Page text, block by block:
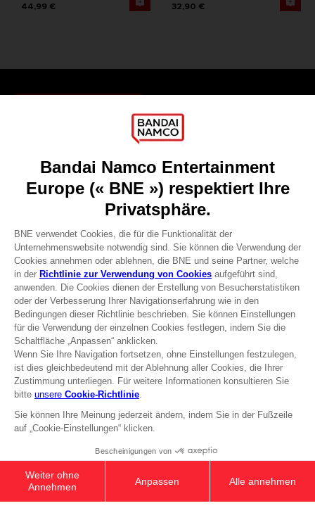
44,99 € 32,90 €
Recruitment
Licensing
DO YOU HAVE A QUESTION?
REGISTER A GAME
JOIN THE CLUB!
© 2010 - 2026 BANDAI NAMCO Entertainment Europe S.A.S
Terms of sales Global-e
Privacy policy Global-e
Legal documentation
Legal information
Reservation of text/data mining rights
Illicit content report
Cookie policy
Management of cookies